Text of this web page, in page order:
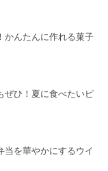
かんたんに作れる菓子
ぜひ！夏に食べたいピ
を華やかにするウイ